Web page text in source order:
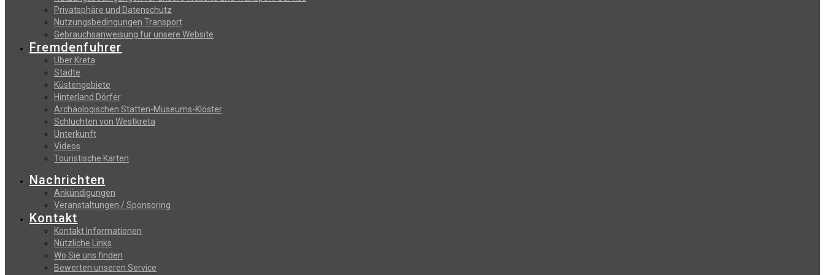
Privatsphäre und Datenschutz
Nutzungsbedingungen Transport
Gebrauchsanweisung fur unsere Website
Fremdenfuhrer
Uber Kreta
Stadte
Küstengebiete
Hinterland Dörfer
Archäologischen Stätten-Museums-Klöster
Schluchten von Westkreta
Unterkunft
Videos
Touristische Karten
Nachrichten
Ankündigungen
Veranstaltungen / Sponsoring
Kontakt
Kontakt Informationen
Nützliche Links
Wo Sie uns finden
Bewerten unseren Service